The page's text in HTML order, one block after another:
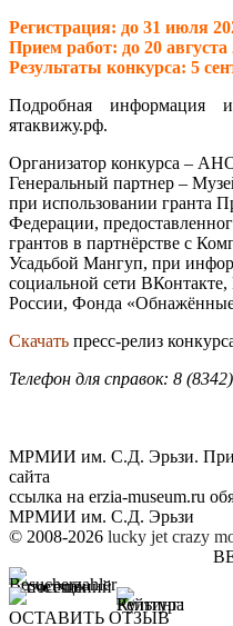
Регистрация: до 31 июля
Прием работ: до 20 августа
Результаты конкурса: 5
Подробная информация
ятаквижу.рф.
Организатор конкурса –
Генеральный партнер –
при использовании гранта
Федерации,
грантов в партнёрстве с
Усадьбой Мангуп, при
социальной сети
России, Фонда «Обнажённые
Скачать пресс-релиз
Телефон для справок: 8
МРМИИ им. С.Д. Эрьзи. При
сайта
ссылка на erzia-museum.ru
МРМИИ им. С.Д. Эрьзи
© 2008-2026 lucky jet crazy
ОСТАВИТЬ ОТЗЫВ